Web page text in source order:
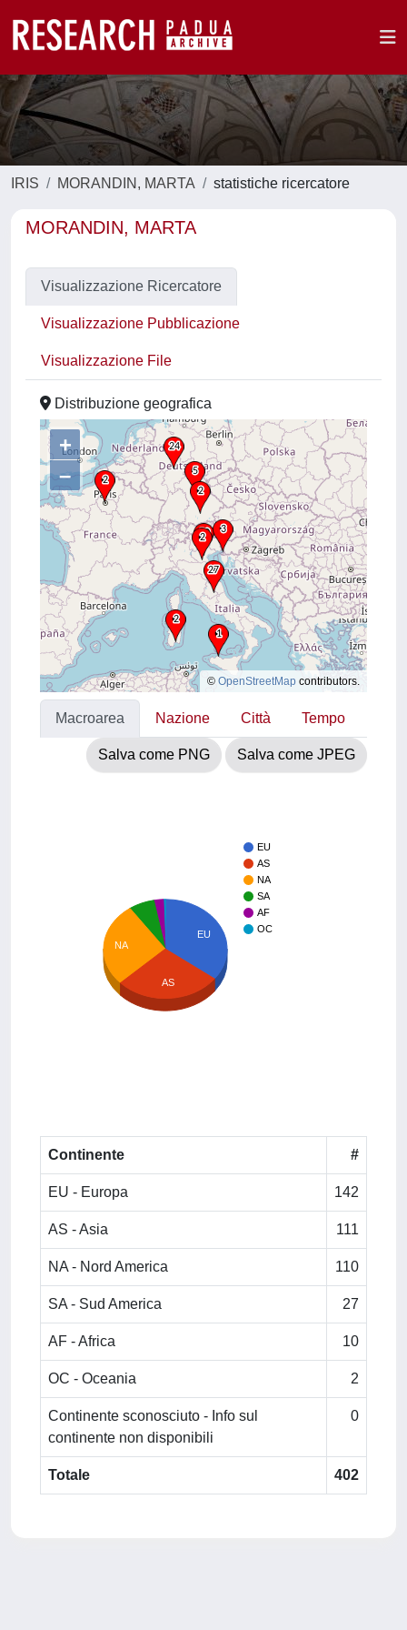
IRIS MORANDIN, MARTA statistiche ricercatore
MORANDIN, MARTA
Visualizzazione Ricercatore
Visualizzazione Pubblicazione
Visualizzazione File
Distribuzione geografica
+
–
© OpenStreetMap contributors.
Macroarea Nazione Città Tempo
Salva come PNG Salva come JPEG
EU
AS
NA
SA
AF
OC
EU
NA
AS
Continente #
EU - Europa 142
AS - Asia 111
NA - Nord America 110
SA - Sud America 27
AF - Africa 10
OC - Oceania 2
Continente sconosciuto - Info sul
continente non disponibili
0
Totale 402